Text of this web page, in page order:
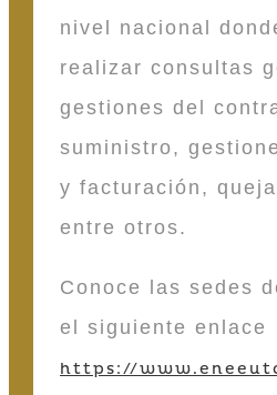
nivel nacional
realizar consultas
gestiones del
suministro,
y facturación,
entre otros.
Conoce las sedes
el siguiente enlace
https://